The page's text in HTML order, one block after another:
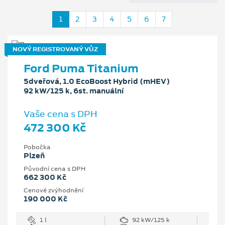
1 2 3 4 5 6 7
NOVÝ REGISTROVANÝ VŮZ
Ford Puma Titanium
5dveřová, 1.0 EcoBoost Hybrid (mHEV)
92 kW/125 k, 6st. manuální
Vaše cena s DPH
472 300 Kč
Pobočka
Plzeň
Původní cena s DPH
662 300 Kč
Cenové zvýhodnění
190 000 Kč
1 l
92 kW/125 k